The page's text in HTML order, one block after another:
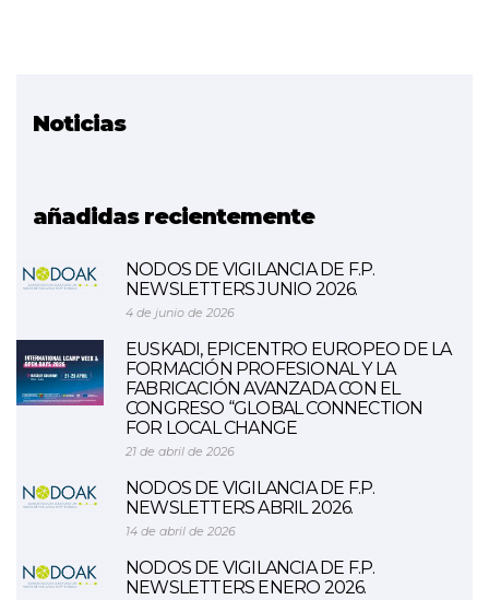
Noticias
añadidas recientemente
NODOS DE VIGILANCIA DE F.P.
NEWSLETTERS JUNIO 2026.
4 de junio de 2026
EUSKADI, EPICENTRO EUROPEO DE LA
FORMACIÓN PROFESIONAL Y LA
FABRICACIÓN AVANZADA CON EL
CONGRESO “GLOBAL CONNECTION
FOR LOCAL CHANGE
21 de abril de 2026
NODOS DE VIGILANCIA DE F.P.
NEWSLETTERS ABRIL 2026.
14 de abril de 2026
NODOS DE VIGILANCIA DE F.P.
NEWSLETTERS ENERO 2026.